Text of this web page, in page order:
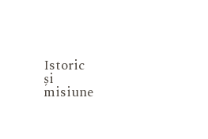
Istoric
și
misiune